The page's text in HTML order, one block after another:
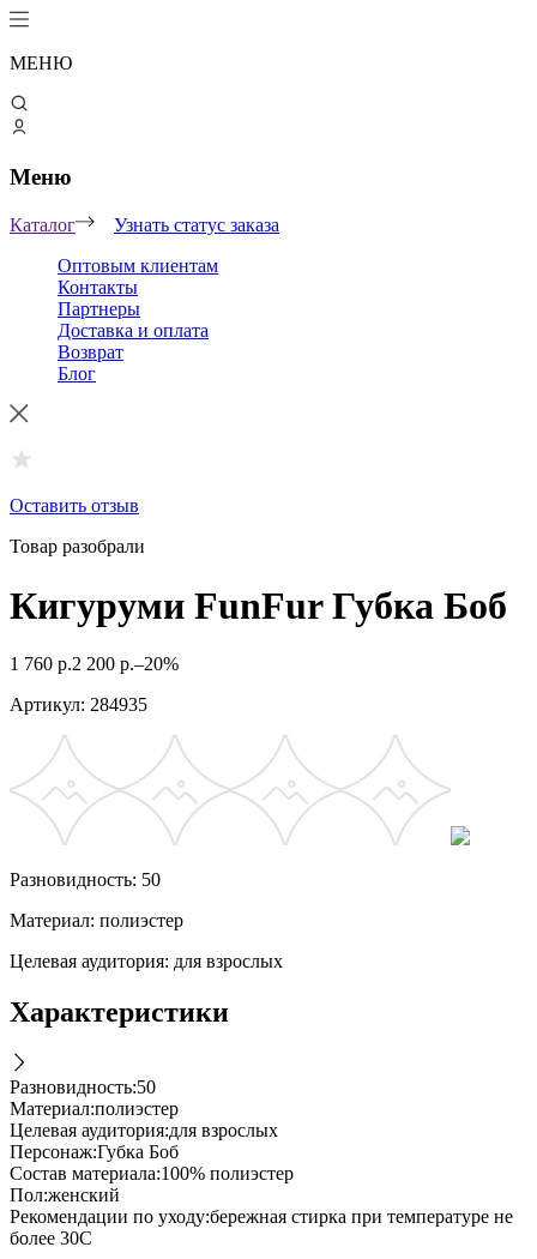
МЕНЮ
Меню
Каталог
Узнать статус заказа
Оптовым клиентам
Контакты
Партнеры
Доставка и оплата
Возврат
Блог
Оставить отзыв
Товар разобрали
Кигуруми FunFur Губка Боб
1 760 р.2 200 р.–20%
Артикул: 284935
Разновидность: 50
Материал: полиэстер
Целевая аудитория: для взрослых
Характеристики
Разновидность:50
Материал:полиэстер
Целевая аудитория:для взрослых
Персонаж:Губка Боб
Состав материала:100% полиэстер
Пол:женский
Рекомендации по уходу:бережная стирка при температуре не
более 30С